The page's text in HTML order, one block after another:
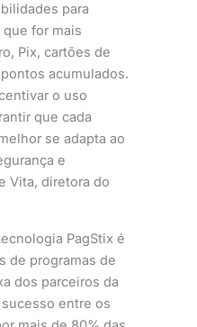
para
for mais
Pix, cartões de
acumulados.
o uso
que cada
se adapta ao
e
Vita, diretora do
PagStix é
de programas de
dos parceiros da
entre os